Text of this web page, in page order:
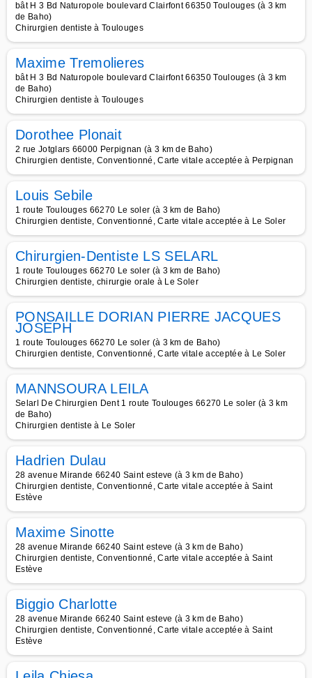
bât H 3 Bd Naturopole boulevard Clairfont 66350 Toulouges (à 3 km
de Baho)
Chirurgien dentiste à Toulouges
Maxime Tremolieres
bât H 3 Bd Naturopole boulevard Clairfont 66350 Toulouges (à 3 km
de Baho)
Chirurgien dentiste à Toulouges
Dorothee Plonait
2 rue Jotglars 66000 Perpignan (à 3 km de Baho)
Chirurgien dentiste, Conventionné, Carte vitale acceptée à Perpignan
Louis Sebile
1 route Toulouges 66270 Le soler (à 3 km de Baho)
Chirurgien dentiste, Conventionné, Carte vitale acceptée à Le Soler
Chirurgien-Dentiste LS SELARL
1 route Toulouges 66270 Le soler (à 3 km de Baho)
Chirurgien dentiste, chirurgie orale à Le Soler
PONSAILLE DORIAN PIERRE JACQUES
JOSEPH
1 route Toulouges 66270 Le soler (à 3 km de Baho)
Chirurgien dentiste, Conventionné, Carte vitale acceptée à Le Soler
MANNSOURA LEILA
Selarl De Chirurgien Dent 1 route Toulouges 66270 Le soler (à 3 km
de Baho)
Chirurgien dentiste à Le Soler
Hadrien Dulau
28 avenue Mirande 66240 Saint esteve (à 3 km de Baho)
Chirurgien dentiste, Conventionné, Carte vitale acceptée à Saint
Estève
Maxime Sinotte
28 avenue Mirande 66240 Saint esteve (à 3 km de Baho)
Chirurgien dentiste, Conventionné, Carte vitale acceptée à Saint
Estève
Biggio Charlotte
28 avenue Mirande 66240 Saint esteve (à 3 km de Baho)
Chirurgien dentiste, Conventionné, Carte vitale acceptée à Saint
Estève